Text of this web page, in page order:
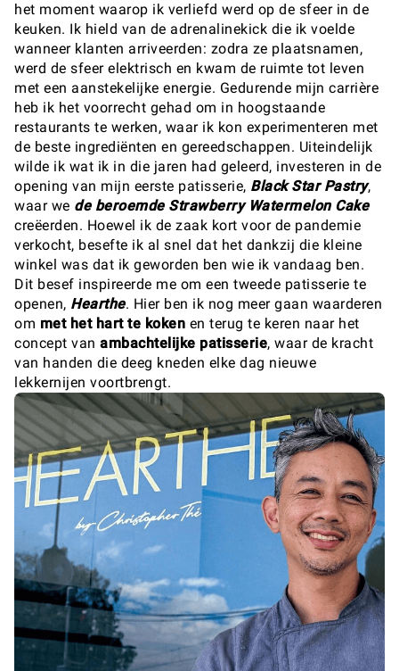
het moment waarop ik verliefd werd op de sfeer in de
keuken. Ik hield van de adrenalinekick die ik voelde
wanneer klanten arriveerden: zodra ze plaatsnamen,
werd de sfeer elektrisch en kwam de ruimte tot leven
met een aanstekelijke energie. Gedurende mijn carrière
heb ik het voorrecht gehad om in hoogstaande
restaurants te werken, waar ik kon experimenteren met
de beste ingrediënten en gereedschappen. Uiteindelijk
wilde ik wat ik in die jaren had geleerd, investeren in de
opening van mijn eerste patisserie, Black Star Pastry,
waar we de beroemde Strawberry Watermelon Cake
creëerden. Hoewel ik de zaak kort voor de pandemie
verkocht, besefte ik al snel dat het dankzij die kleine
winkel was dat ik geworden ben wie ik vandaag ben.
Dit besef inspireerde me om een tweede patisserie te
openen, Hearthe. Hier ben ik nog meer gaan waarderen
om met het hart te koken en terug te keren naar het
concept van ambachtelijke patisserie, waar de kracht
van handen die deeg kneden elke dag nieuwe
lekkernijen voortbrengt.